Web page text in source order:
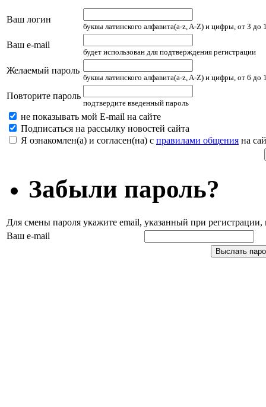
Ваш логин
буквы латинского алфавита(a-z, A-Z) и цифры, от 3 до
Ваш e-mail
будет использован для подтверждения регистрации
Желаемый пароль
буквы латинского алфавита(a-z, A-Z) и цифры, от 6 до
Повторите пароль
подтвердите введенный пароль
не показывать мой E-mail на сайте
Подписаться на рассылку новостей сайта
Я ознакомлен(а) и согласен(на) с правилами общения на
Забыли пароль?
Для смены пароля укажите email, указанный при
Ваш e-mail